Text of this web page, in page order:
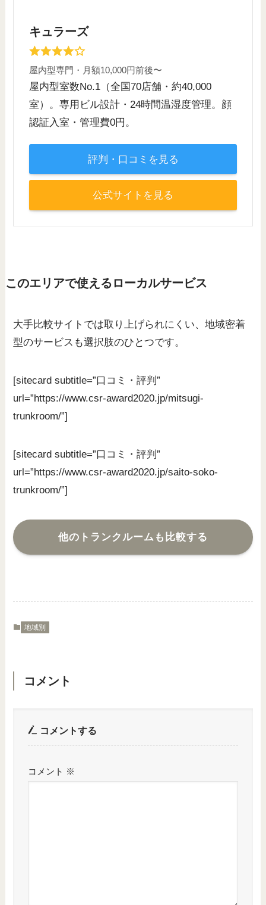
キュラーズ
屋内型専門・月額10,000円前後〜
屋内型室数No.1（全国70店舗・約40,000
室）。専用ビル設計・24時間温湿度管理。顔
認証入室・管理費0円。
評判・口コミを見る
公式サイトを見る
このエリアで使えるローカルサービス
大手比較サイトでは取り上げられにくい、地域密着
型のサービスも選択肢のひとつです。
[sitecard subtitle=”口コミ・評判”
url=”https://www.csr-award2020.jp/mitsugi-
trunkroom/”]
[sitecard subtitle=”口コミ・評判”
url=”https://www.csr-award2020.jp/saito-soko-
trunkroom/”]
他のトランクルームも比較する
地域別
コメント
コメントする
コメント ※